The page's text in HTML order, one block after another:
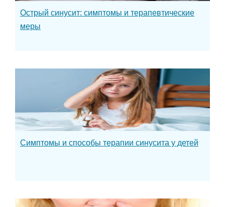
Острый синусит: симптомы и терапевтические
меры
Симптомы и способы терапии синусита у детей